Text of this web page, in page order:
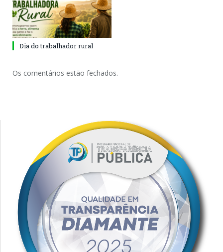
Dia do trabalhador rural
Os comentários estão fechados.